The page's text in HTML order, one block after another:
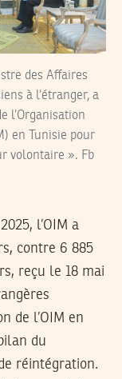
des Affaires
à l’étranger, a
l’Organisation
en Tunisie pour
volontaire ». Fb
l’OIM a
contre 6 885
reçu le 18 mai
de l’OIM en
du
réintégration.